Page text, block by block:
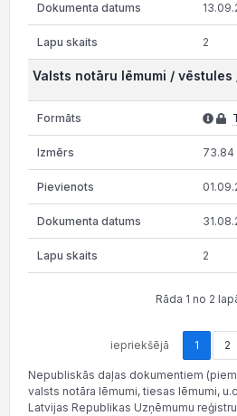
2
Valsts notāru lēmumi /
73.84
2
Rāda 1 no 2
iepriekšējā 1 2
Nepubliskās daļas dokumentiem
valsts notāra lēmumi, tiesas lēmumi,
Latvijas Republikas Uzņēmumu